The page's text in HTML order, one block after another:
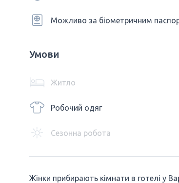
Можливо за біометричним
Умови
Житло
Робочий одяг
Сезонна робота
Жінки прибирають кімнати в готелі у